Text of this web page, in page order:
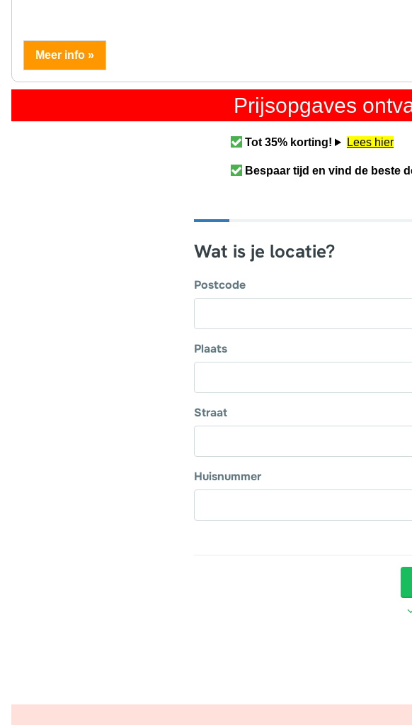
Meer info »
Prijsopgaves
Tot 35% korting! Lees hier
Bespaar tijd en vind de beste